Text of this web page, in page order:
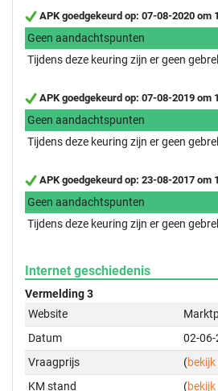
APK goedgekeurd op: 07-08-2020 om
Geen aandachtspunten
Tijdens deze keuring zijn er geen
APK goedgekeurd op: 07-08-2019 om
Geen aandachtspunten
Tijdens deze keuring zijn er geen
APK goedgekeurd op: 23-08-2017 om
Geen aandachtspunten
Tijdens deze keuring zijn er geen
Internet geschiedenis
Vermelding 3
Website
Datum
02-
Vraagprijs
(
KM stand
(